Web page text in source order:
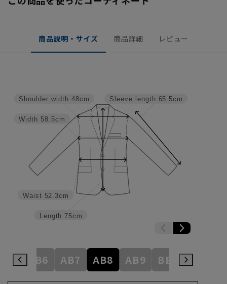
商品説明・サイズ 商品詳細 レビュー
Sleeve length 65.5cm
Length 75cm
Waist 52.3cm
Width 58.5cm
Shoulder width 48cm
AB6 AB7 AB8 AB9 BE3 BE4